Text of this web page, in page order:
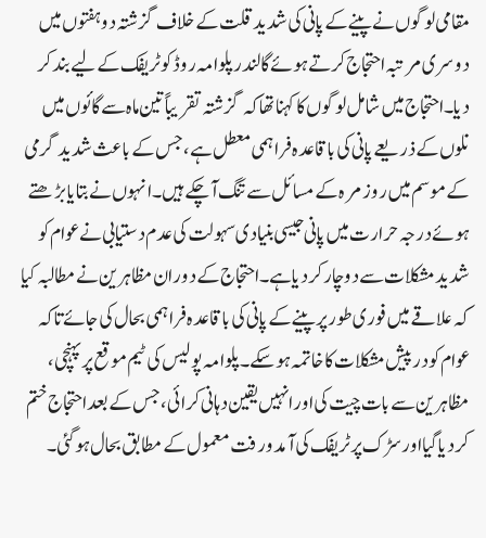
مقامی لوگوں نے پینے کے پانی کی شدید قلت کے خلاف گزشتہ دو ہفتوں میں
دوسری مرتبہ احتجاج کرتے ہوئے گالندر پلوامہ روڈ کو ٹریفک کے لیے بند کر
دیا۔احتجاج میں شامل لوگوں کا کہنا تھا کہ گزشتہ تقریباً تین ماہ سے گائوں میں
نلوں کے ذریعے پانی کی باقاعدہ فراہمی معطل ہے، جس کے باعث شدید گرمی
کے موسم میں روزمرہ کے مسائل سے تنگ آ چکے ہیں۔ انہوں نے بتایا بڑھتے
ہوئے درجہ حرارت میں پانی جیسی بنیادی سہولت کی عدم دستیابی نے عوام کو
شدید مشکلات سے دوچار کر دیا ہے۔ احتجاج کے دوران مظاہرین نے مطالبہ کیا
کہ علاقے میں فوری طور پر پینے کے پانی کی باقاعدہ فراہمی بحال کی جائے تاکہ
عوام کو درپیش مشکلات کا خاتمہ ہو سکے۔پلوامہ پولیس کی ٹیم موقع پر پہنچی،
مظاہرین سے بات چیت کی اور انہیں یقین دہانی کرائی، جس کے بعد احتجاج ختم
کر دیا گیا اور سڑک پر ٹریفک کی آمدورفت معمول کے مطابق بحال ہو گئی۔